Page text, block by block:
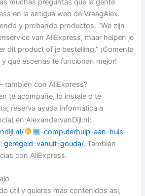
en la antigua web de VraagAlex.
y probando productos. “We zijn
van AliExpress, maar helpen je
dit product of je bestelling.” ¡Comenta
qué escenas te funcionan mejor!
también con AliExpress?
te acompañe, lo instale o te
reserva ayuda informática a
en AlexandervanDijl.nl:
-computerhulp-aan-huis-
vanuit-gouda/. También
con AliExpress.
útil y quieres más contenidos así,